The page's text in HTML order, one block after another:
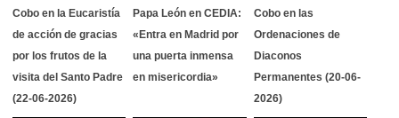
Cobo en la Eucaristía
de acción de gracias
por los frutos de la
visita del Santo Padre
(22-06-2026)
Papa León en CEDIA:
«Entra en Madrid por
una puerta inmensa
en misericordia»
Cobo en las
Ordenaciones de
Diaconos
Permanentes (20-06-
2026)